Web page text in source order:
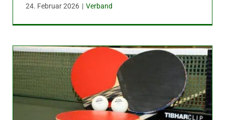
24. Februar 2026 | Verband